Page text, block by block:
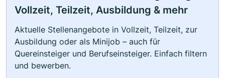
Vollzeit, Teilzeit, Ausbildung & mehr
Aktuelle Stellenangebote in Vollzeit, Teilzeit, zur
Ausbildung oder als Minijob – auch für
Quereinsteiger und Berufseinsteiger. Einfach filtern
und bewerben.